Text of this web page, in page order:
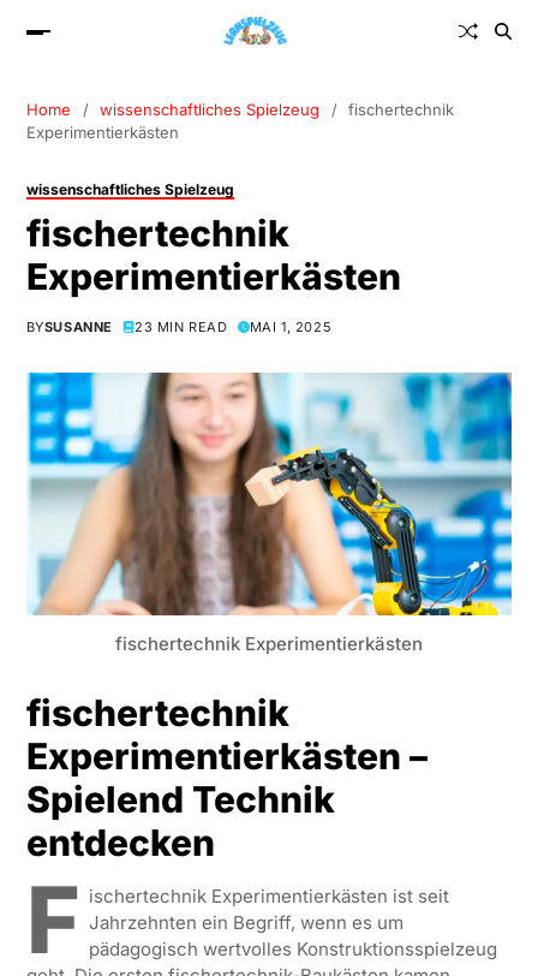
Home wissenschaftliches Spielzeug
fischertechnik
Experimentierkästen
wissenschaftliches Spielzeug
fischertechnik
Experimentierkästen
BYSUSANNE 23 MIN READ MAI 1, 2025
fischertechnik Experimentierkästen
fischertechnik
Experimentierkästen –
Spielend Technik
entdecken
f ischertechnik Experimentierkästen ist seit
Jahrzehnten ein Begriff, wenn es um
pädagogisch wertvolles Konstruktionsspielzeug